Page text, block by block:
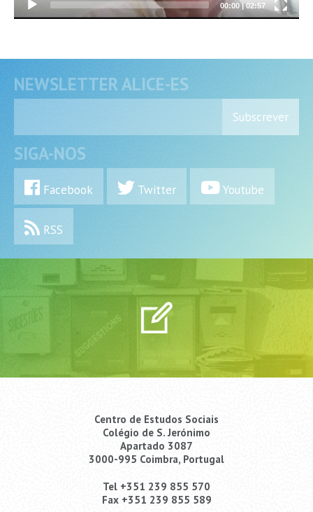
00:00|02:57
NEWSLETTER ALICE-ES
Subscrever
SIGA-NOS
Facebook Twitter Youtube
RSS
Centro de Estudos Sociais
Colégio de S. Jerónimo
Apartado 3087
3000-995 Coimbra, Portugal
Tel +351 239 855 570
Fax +351 239 855 589